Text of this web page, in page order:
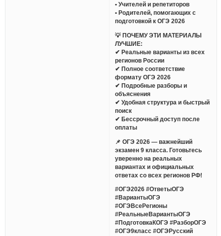
• Учителей и репетиторов
• Родителей, помогающих с
подготовкой к ОГЭ 2026
💡 ПОЧЕМУ ЭТИ МАТЕРИАЛЫ
ЛУЧШИЕ:
✔ Реальные варианты из всех
регионов России
✔ Полное соответствие
формату ОГЭ 2026
✔ Подробные разборы и
объяснения
✔ Удобная структура и быстрый
поиск
✔ Бессрочный доступ после
оплаты
📌 ОГЭ 2026 — важнейший
экзамен 9 класса. Готовьтесь
уверенно на реальных
вариантах и официальных
ответах со всех регионов РФ!
#ОГЭ2026 #ОтветыОГЭ
#ВариантыОГЭ
#ОГЭВсеРегионы
#РеальныеВариантыОГЭ
#ПодготовкаКОГЭ #РазборОГЭ
#ОГЭ9класс #ОГЭРусский